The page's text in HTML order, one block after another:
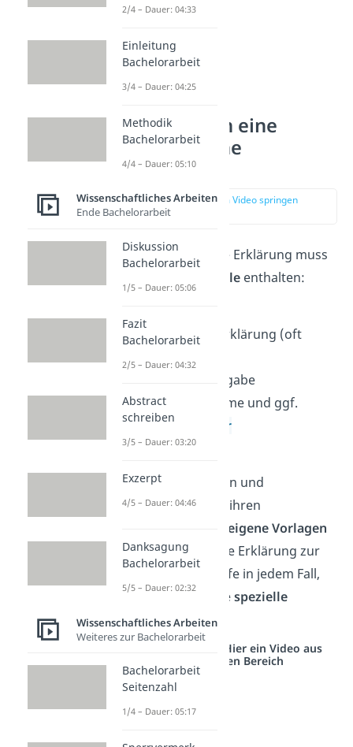
Was gehört in eine
eidesstattliche
Erklärung?
zur Stelle im Video springen
Deine eidesstattliche Erklärung muss
Bestandteileenthalten:
Eidesstattliche Erklärung (oft
reichen 3 Zeilen)
Orts- und Zeitangabe
vollständiger Name und ggf.
Matrikelnummer
Unterschrift
Manche Universitäten und
Hochschulen stellen ihren
eigene Vorlagen
für die eidesstattliche Erklärung zur
Verfügung. Überprüfe in jedem Fall,
ob deine Hochschulespezielle
Regelungenhat.
Studyflix vernetzt: Hier ein Video aus
einem anderen Bereich
2/4 – Dauer: 04:33
Einleitung
Bachelorarbeit
3/4 – Dauer: 04:25
Methodik
Bachelorarbeit
4/4 – Dauer: 05:10
Wissenschaftliches Arbeiten
Ende Bachelorarbeit
Diskussion
Bachelorarbeit
1/5 – Dauer: 05:06
Fazit
Bachelorarbeit
2/5 – Dauer: 04:32
Abstract
schreiben
3/5 – Dauer: 03:20
Exzerpt
4/5 – Dauer: 04:46
Danksagung
Bachelorarbeit
5/5 – Dauer: 02:32
Wissenschaftliches Arbeiten
Weiteres zur Bachelorarbeit
Bachelorarbeit
Seitenzahl
1/4 – Dauer: 05:17